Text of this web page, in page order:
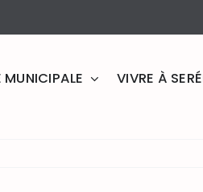
MUNICIPALE VIVRE À